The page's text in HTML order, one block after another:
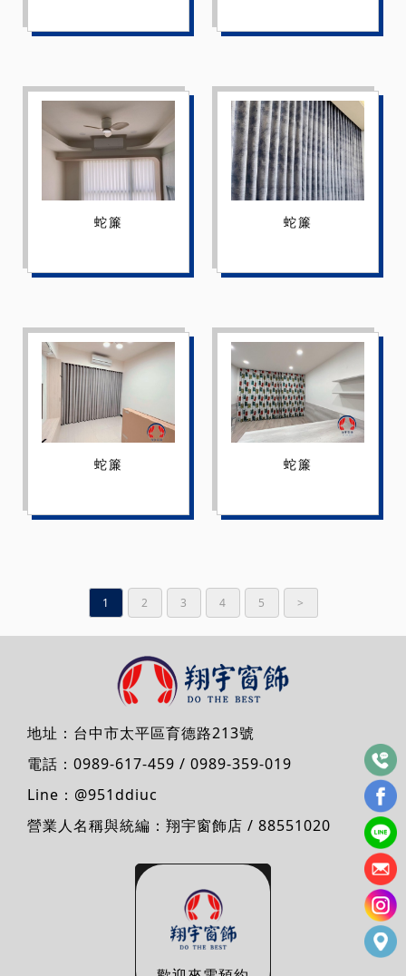
蛇簾 蛇簾
蛇簾 蛇簾
1 2 3 4 5 >
地址： 台中市太平區育德路213號
電話： 0989-617-459 / 0989-359-019
Line： @951ddiuc
營業人名稱與統編：翔宇窗飾店 / 88551020